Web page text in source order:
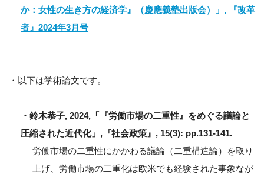
か：女性の生き方の経済学』（慶應義塾出版会）」, 『改革
者』2024年3月号
・以下は学術論文です。
・鈴木恭子, 2024,「『労働市場の二重性』をめぐる議論と
圧縮された近代化」,『社会政策』, 15(3): pp.131-141.
労働市場の二重性にかかわる議論（二重構造論）を取り
上げ、労働市場の二重化は欧米でも経験された事象なが